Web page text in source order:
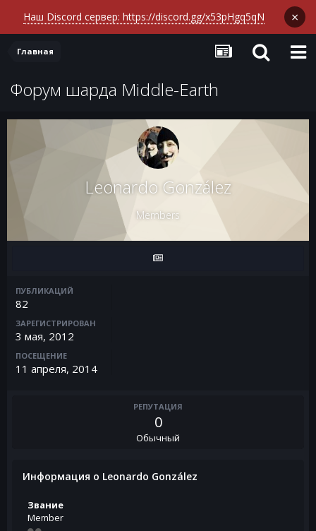
Наш Discord сервер: https://discord.gg/x53pHgq5qN ×
Главная
Форум шарда Middle-Earth
Leonardo González
Members
ПУБЛИКАЦИЙ
82
ЗАРЕГИСТРИРОВАН
3 мая, 2012
ПОСЕЩЕНИЕ
11 апреля, 2014
РЕПУТАЦИЯ
0
Обычный
Информация о Leonardo González
Звание
Member